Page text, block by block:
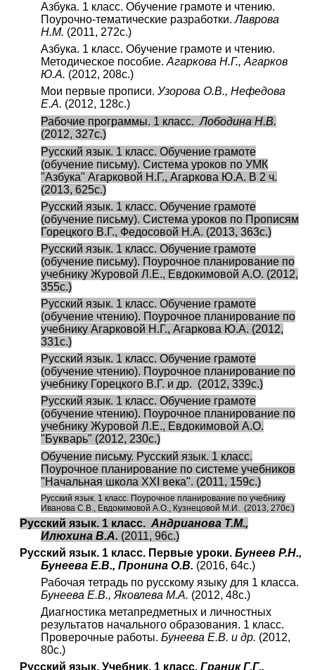
Азбука. 1 класс. Обучение грамоте и чтению.
Поурочно-тематические разработки.Лаврова
Н.М. (2011, 272с.)
Азбука. 1 класс. Обучение грамоте и чтению.
Методическое пособие. Агаркова Н.Г., Агарков
Ю.А. (2012, 208с.)
Мои первые прописи. Узорова О.В., Нефедова
Е.А. (2012, 128с.)
Рабочие программы. 1 класс.Лободина Н.В.
(2012, 327с.)
Русский язык. 1 класс. Обучение грамоте
(обучение письму). Система уроков по УМК
"Азбука" Агарковой Н.Г., Агаркова Ю.А. В 2 ч.
(2013, 625с.)
Русский язык. 1 класс. Обучение грамоте
(обучение письму). Система уроков по Прописям
Горецкого В.Г., Федосовой Н.А. (2013, 363с.)
Русский язык. 1 класс. Обучение грамоте
(обучение письму). Поурочное планирование по
учебнику Журовой Л.Е., Евдокимовой А.О. (2012,
355с.)
Русский язык. 1 класс. Обучение грамоте
(обучение чтению). Поурочное планирование по
учебнику Агарковой Н.Г., Агаркова Ю.А. (2012,
331с.)
Русский язык. 1 класс. Обучение грамоте
(обучение чтению). Поурочное планирование по
учебнику Горецкого В.Г. и др. (2012, 339с.)
Русский язык. 1 класс. Обучение грамоте
(обучение чтению). Поурочное планирование по
учебнику Журовой Л.Е., Евдокимовой А.О.
"Букварь" (2012, 230с.)
Обучение письму. Русский язык. 1 класс.
Поурочное планирование по системе учебников
"Начальная школа XXI века". (2011, 159с.)
Русский язык. 1 класс. Поурочное планирование по учебнику
Иванова С.В., Евдокимовой А.О., Кузнецовой М.И. (2013, 270с.)
Русский язык. 1 класс. Андрианова Т.М.,
Илюхина В.А. (2011, 96с.)
Русский язык. 1 класс. Первые уроки. Бунеев Р.Н.,
Бунеева Е.В., Пронина О.В. (2016, 64с.)
Рабочая тетрадь по русскому языку для 1 класса.
Бунеева Е.В., Яковлева М.А. (2012, 48с.)
Диагностика метапредметных и личностных
результатов начального образования. 1 класс.
Проверочные работы. Бунеева Е.В. и др. (2012,
80с.)
Русский язык. Учебник. 1 класс. Граник Г.Г.,